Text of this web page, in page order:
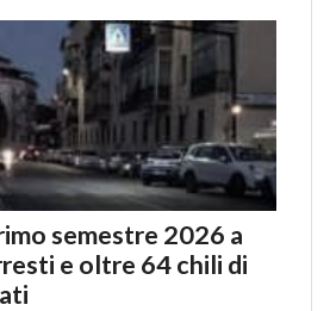
semestre 2026 a
e oltre 64 chili di